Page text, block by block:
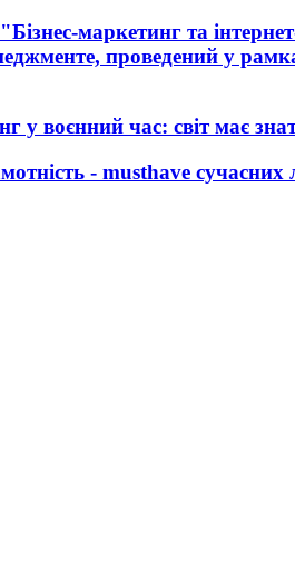
маркетинг та
проведений у
у воєнний час: світ має
- musthave сучасних